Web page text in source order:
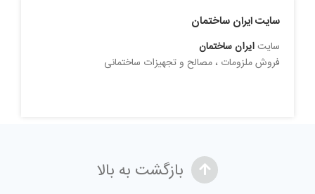
سایت ایران ساختمان
سایتایران ساختمان
فروش ملزومات ، مصالح و تجهیزات ساختمانی
بازگشت به بالا